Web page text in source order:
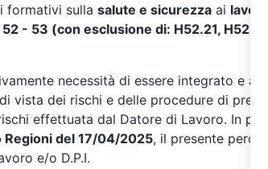
formativi sulla salute e sicurezza ai
- 53 (con esclusione di: H52.21,
necessità di essere integrato e
vista dei rischi e delle procedure di
effettuata dal Datore di Lavoro. In
Regioni del 17/04/2025, il presente
e/o D.P.I.